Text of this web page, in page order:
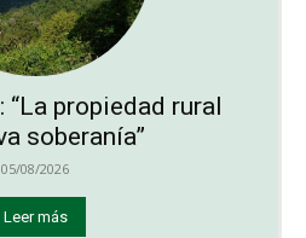
“La propiedad rural
soberanía”
05/08/2026
Leer más